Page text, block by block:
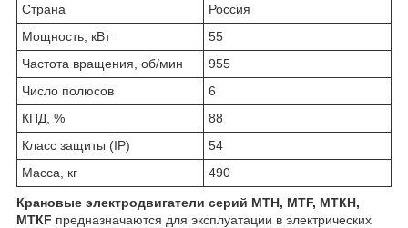
Страна
Россия
Мощность, кВт
55
Частота вращения, об/мин
955
Число полюсов
6
КПД, %
88
Класс защиты (IP)
54
Масса, кг
490
Крановые электродвигатели серий МТН, МТF, МТКН,
МТКF предназначаются для эксплуатации в электрических